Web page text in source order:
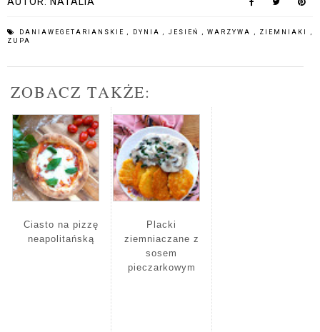
DANIAWEGETARIANSKIE, DYNIA,JESIEŃ ,WARZYWA , ZIEMNIAKI,
ZUPA
ZOBACZ TAKŻE:
Ciasto na pizzę
neapolitańską
Placki
ziemniaczane z
sosem
pieczarkowym